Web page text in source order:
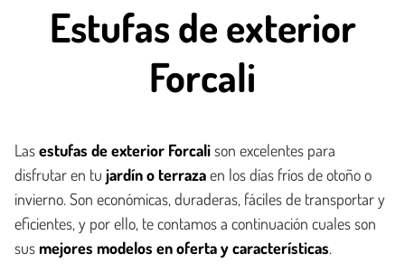
Estufas de exterior
Forcali
Lasestufas de exterior Forcalison excelentes para
disfrutar en tu jardín o terrazaen los días fríos de otoño o
invierno. Son económicas, duraderas, fáciles de transportar y
eficientes, y por ello, te contamos a continuación cuales son
susmejores modelos en oferta y características.